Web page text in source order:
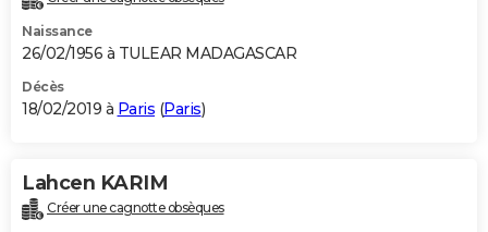
Naissance
26/02/1956 à TULEAR MADAGASCAR
Décès
18/02/2019 à Paris (Paris)
Lahcen KARIM
Créer une cagnotte obsèques